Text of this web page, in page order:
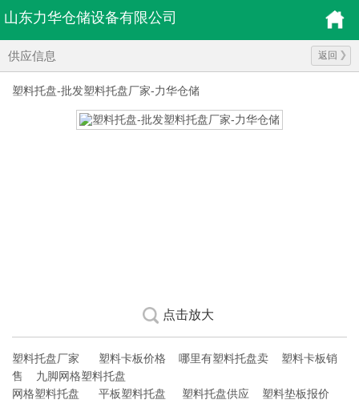
山东力华仓储设备有限公司
供应信息 返回
塑料托盘-批发塑料托盘厂家-力华仓储
点击放大
塑料托盘厂家 塑料卡板价格 哪里有塑料托盘卖 塑料卡板销
售 九脚网格塑料托盘
网格塑料托盘 平板塑料托盘 塑料托盘供应 塑料垫板报价